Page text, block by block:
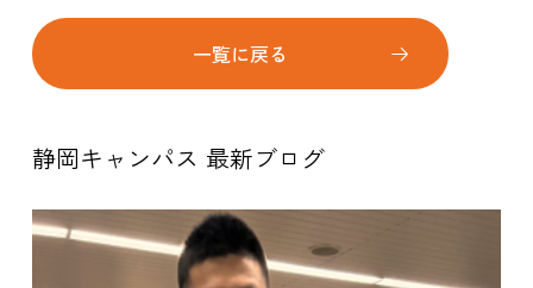
一覧に戻る
静岡キャンパス 最新ブログ